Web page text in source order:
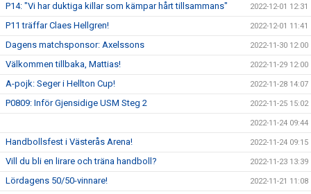
P14: "Vi har duktiga killar som kämpar hårt tillsammans" 2022-12-01 12:31
P11 träffar Claes Hellgren! 2022-12-01 11:41
Dagens matchsponsor: Axelssons 2022-11-30 12:00
Välkommen tillbaka, Mattias! 2022-11-29 12:00
A-pojk: Seger i Hellton Cup! 2022-11-28 14:07
P0809: Inför Gjensidige USM Steg 2 2022-11-25 15:02
2022-11-24 09:44
Handbollsfest i Västerås Arena! 2022-11-24 09:15
Vill du bli en lirare och träna handboll? 2022-11-23 13:39
Lördagens 50/50-vinnare! 2022-11-21 11:08